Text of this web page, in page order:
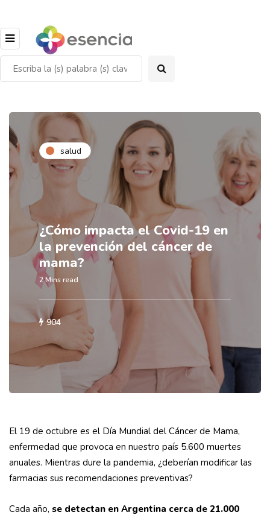
salud
¿Cómo impacta el Covid-19 en
la prevención del cáncer de
mama?
2 Mins read
904
El 19 de octubre es el Día Mundial del Cáncer de Mama,
enfermedad que provoca en nuestro país 5.600 muertes
anuales. Mientras dure la pandemia, ¿deberían modificar las
farmacias sus recomendaciones preventivas?
Cada año, se detectan en Argentina cerca de 21.000